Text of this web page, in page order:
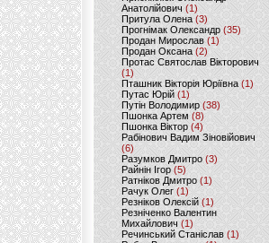
Анатолійович (1)
Притула Олена (3)
Прогнімак Олександр(35)
Продан Мирослав(1)
Продан Оксана (2)
Протас Святослав Вікторович
(1)
Пташник Вікторія Юріївна (1)
Путас Юрій (1)
Путін Володимир(38)
Пшонка Артем (8)
Пшонка Віктор(4)
Рабінович Вадим Зіновійович
(6)
Разумков Дмитро (3)
Райнін Ігор(5)
Ратніков Дмитро (1)
Рачук Олег (1)
Резніков Олексій(1)
Резніченко Валентин
Михайлович (1)
Речинський Станіслав (1)